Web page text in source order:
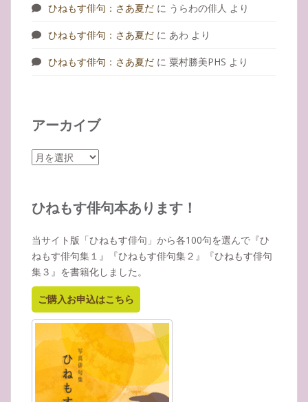
ひねもす俳句：さあ夏だ に うらわの俳人 より
ひねもす俳句：さあ夏だ に あわ より
ひねもす俳句：さあ夏だ に 粟村勝美PHS より
アーカイブ
ア
イ
ひねもす俳句本あります！
当サイト版「ひねもす俳句」から各100句を選んで『ひ
ねもす俳句集１』『ひねもす俳句集２』『ひねもす俳句
集３』を書籍化しました。
ご購入お申込はこちら